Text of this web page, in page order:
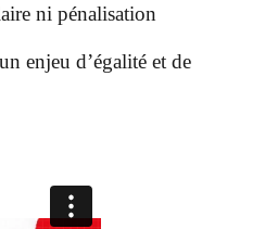
ni pénalisation
enjeu d’égalité et de